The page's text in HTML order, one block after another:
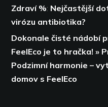
Zdraví %: Nejčastější
virózu antibiotika?
Dokonale čisté nádobí
FeelEco je to hračka! »
Podzimní harmonie –
domov s FeelEco